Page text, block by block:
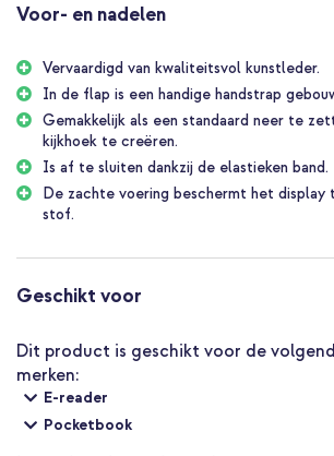
Voor- en nadelen
Vervaardigd van kwaliteitsvol kunstleder.
In de flap is een handige handstrap
Gemakkelijk als een standaard neer te
kijkhoek te creëren.
Is af te sluiten dankzij de elastieken band.
De zachte voering beschermt het display
stof.
Geschikt voor
Dit product is geschikt voor de
merken:
E-reader
Pocketbook